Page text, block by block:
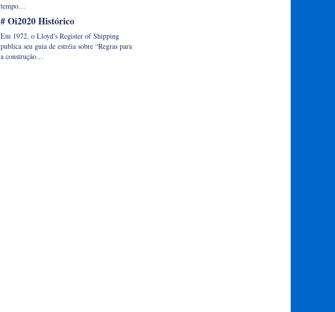
tempo…
# Oi2020 Histórico
Em 1972, o Lloyd's Register of Shipping
publica seu guia de estréia sobre “Regras para
a construção…